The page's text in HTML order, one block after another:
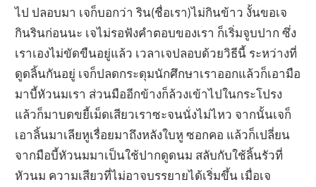
ไป ปลอบมา เจก็บอกว่า ริน(ชื่อเรา)ไม่กินข้าว งั้นขอเจ
กินรินก่อนนะ เจไม่รอฟังคำตอบของเรา ก็เริ่มจูบปาก ซึ่ง
เราเองไม่ขัดขืนอยู่แล้ว เวลาเจปลอบด้วยวิธีนี้ ระหว่างที่
ดูดลิ้นกันอยู่ เจก็ปลดกระดุมนักศึกษาเราออกแล้วก็เอามือ
มาบี้หัวนมเรา ส่วนมืออีกข้างก็ล้วงเข้าไปในกระโปรง
แล้วก็มาบดขยี้เม็ดเสียวเราซะจนนั่งไม่ไหว จากนั้นเจก็
เอาลิ้นมาเลียหูเรื่อยมาถึงหลังใบหู ซอกคอ แล้วก็เปลี่ยน
จากมือบี้หัวนมมาเป็นใช้ปากดูดนม สลับกับใช้ลิ้นรัวที่
หัวนม ความเสียวที่ไม่อาจบรรยายได้เริ่มขึ้น เมื่อเจ